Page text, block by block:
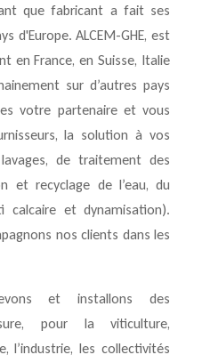
que fabricant a fait ses
d'Europe. ALCEM-GHE, est
en France, en Suisse, Italie
sur d’autres pays
votre partenaire et vous
la solution à vos
de traitement des
et recyclage de l’eau, du
calcaire et dynamisation).
nos clients dans les
et installons des
pour la viticulture,
l’industrie, les collectivités